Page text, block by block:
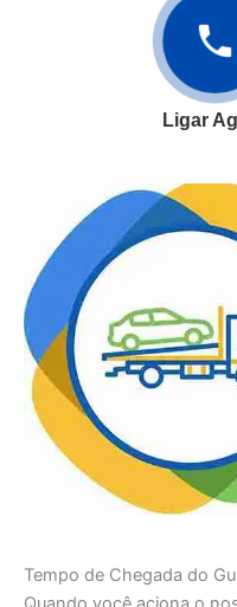
Ligar
Tempo de Chegada do